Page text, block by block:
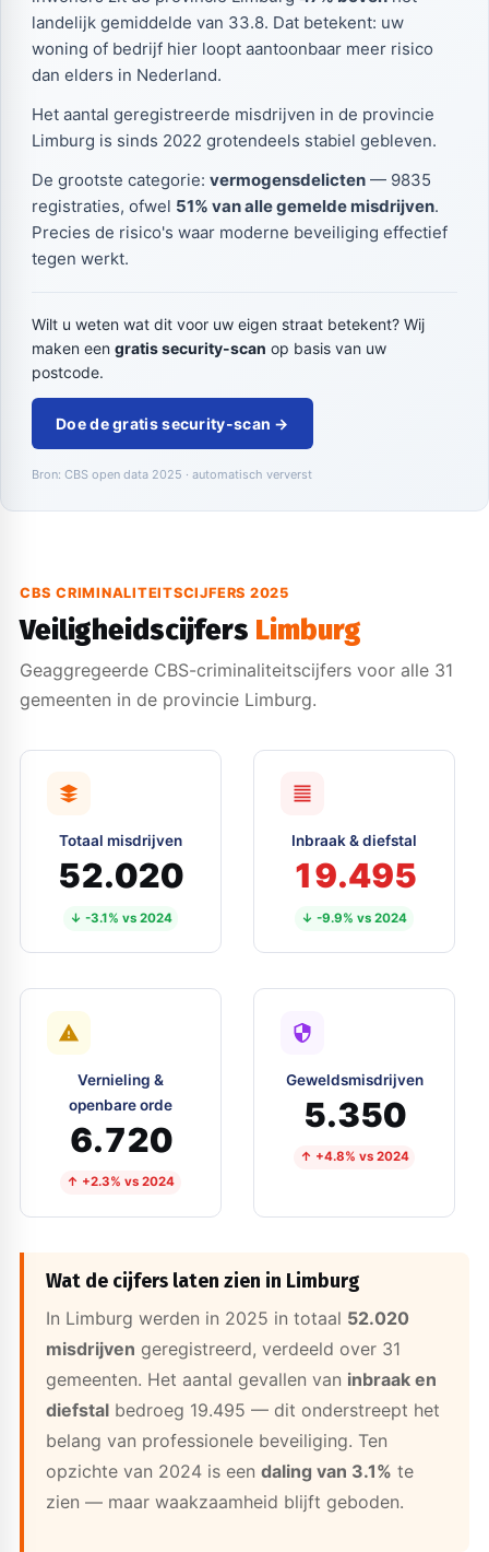
landelijk gemiddelde van 33.8. Dat betekent: uw
woning of bedrijf hier loopt aantoonbaar meer risico
dan elders in Nederland.
Het aantal geregistreerde misdrijven in de provincie
Limburg is sinds 2022 grotendeels stabiel gebleven.
De grootste categorie: vermogensdelicten — 9835
registraties, ofwel 51% van alle gemelde misdrijven.
Precies de risico's waar moderne beveiliging effectief
tegen werkt.
Wilt u weten wat dit voor uw eigen straat betekent? Wij
maken een gratis security-scan op basis van uw
postcode.
Doe de gratis security-scan →
Bron: CBS open data 2025 · automatisch ververst
CBS CRIMINALITEITSCIJFERS 2025
Veiligheidscijfers Limburg
Geaggregeerde CBS-criminaliteitscijfers voor alle 31
gemeenten in de provincie Limburg.
Totaal misdrijven
52.020
↓ -3.1% vs 2024
Inbraak & diefstal
19.495
↓ -9.9% vs 2024
Vernieling &
openbare orde
6.720
↑ +2.3% vs 2024
Geweldsmisdrijven
5.350
↑ +4.8% vs 2024
Wat de cijfers laten zien in Limburg
In Limburg werden in 2025 in totaal 52.020
misdrijven geregistreerd, verdeeld over 31
gemeenten. Het aantal gevallen van inbraak en
diefstalbedroeg 19.495 — dit onderstreept het
belang van professionele beveiliging. Ten
opzichte van 2024 is een daling van 3.1% te
zien — maar waakzaamheid blijft geboden.